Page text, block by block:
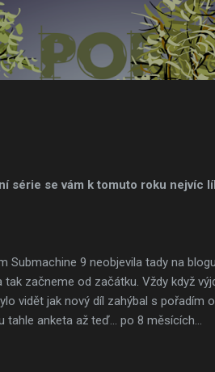
Přeskočit na hlavní obsah
série se vám k tomuto roku nejvíc
Submachine 9 neobjevila tady na
začneme od začátku. Vždy když
vidět jak nový díl zahýbal s pořadím
tahle anketa až teď... po 8 měsících...